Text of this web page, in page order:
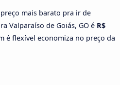
preço mais barato pra ir de
Valparaíso de Goiás, GO é R$
é flexível economiza no preço da